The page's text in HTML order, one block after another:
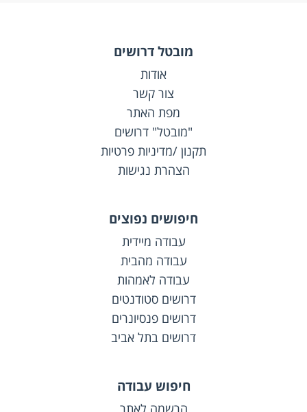
מובטל דרושים
אודות
צור קשר
מפת האתר
"מובטל" דרושים
תקנון /מדיניות פרטיות
הצהרת נגישות
חיפושים נפוצים
עבודה מיידית
עבודה מהבית
עבודה לאמהות
דרושים סטודנטים
דרושים פנסיונרים
דרושים בתל אביב
חיפוש עבודה
הרשמה לאתר